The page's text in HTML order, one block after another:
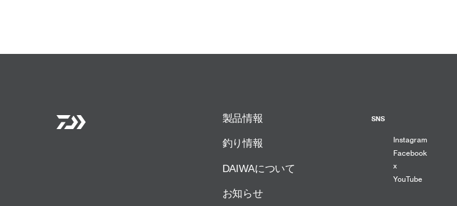
製品情報
釣り情報
DAIWAについて
お知らせ
SNS
Instagram
Facebook
x
YouTube